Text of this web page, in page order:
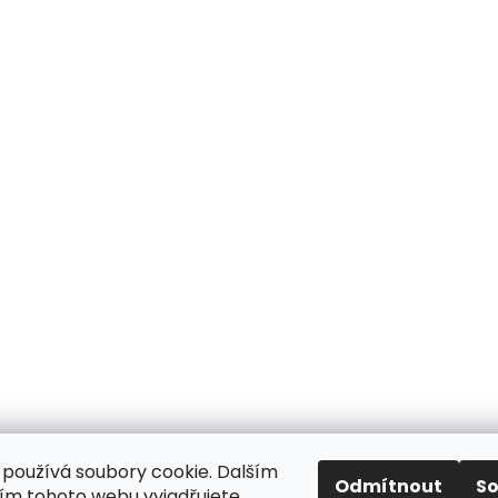
soubory cookie. Dalším
Odmítnout